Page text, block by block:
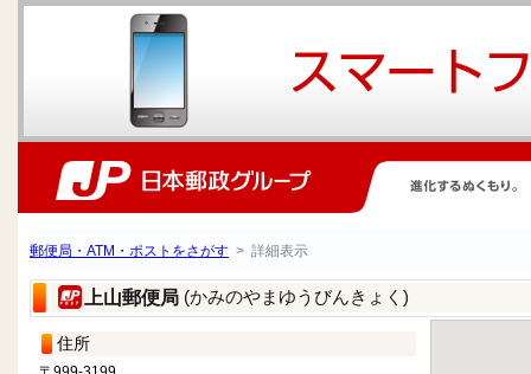
郵便局・ATM・ポストをさがす > 詳細表示
上山郵便局 (かみのやまゆうびんきょく)
住所